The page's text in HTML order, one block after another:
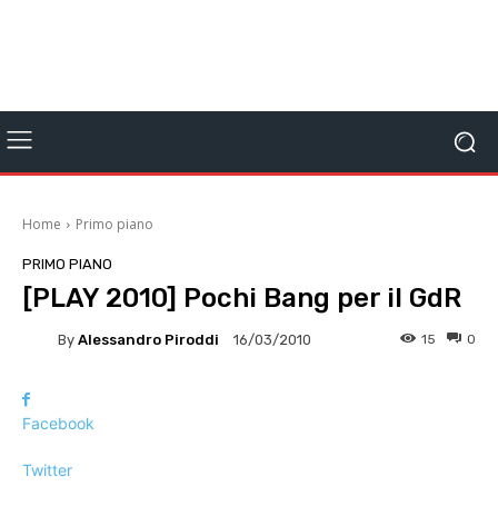
Home Primo piano
PRIMO PIANO
[PLAY 2010] Pochi Bang per il GdR
By Alessandro Piroddi 16/03/2010 0
15
Facebook
Twitter